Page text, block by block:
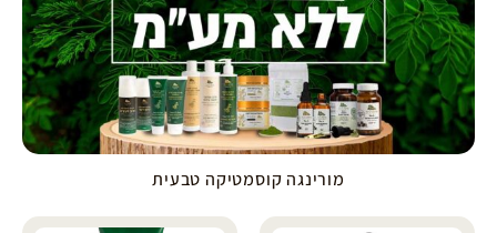
מורינגה קוסמטיקה טבעית